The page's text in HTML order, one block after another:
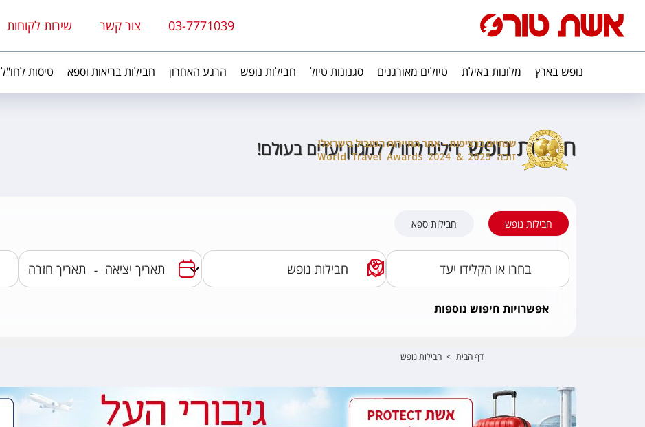
03-7771039 צור קשר שירות לקוחות
נופש בארץ מלונות באילת טיולים מאורגנים סגנונות טיול חבילות נופש הרגע האחרון חבילות בריאות וספא טיסות לחו"ל
חבילות נופש דילים לחו"ל למגוון יעדים בעולם!
חבילות נופש חבילות ספא
-
אפשרויות חיפוש נוספות
דף הבית > חבילות נופש